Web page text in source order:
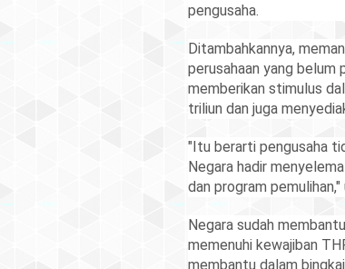
pengusaha.
Ditambahkannya,
perusahaan yang belum
memberikan stimulus
triliun dan juga
"Itu berarti pengusaha
Negara hadir
dan program
Negara sudah
memenuhi kewajiban
membantu dalam